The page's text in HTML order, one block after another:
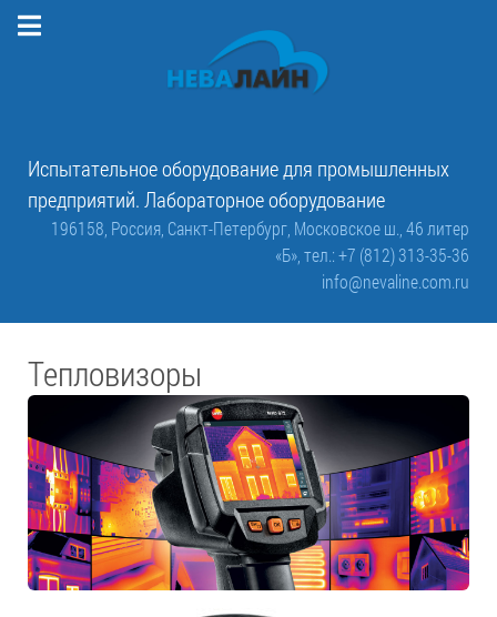
Испытательное оборудование для промышленных
предприятий. Лабораторное оборудование
196158, Россия, Санкт-Петербург, Московское ш., 46 литер
«Б», тел.: +7 (812) 313-35-36
info@nevaline.com.ru
Тепловизоры